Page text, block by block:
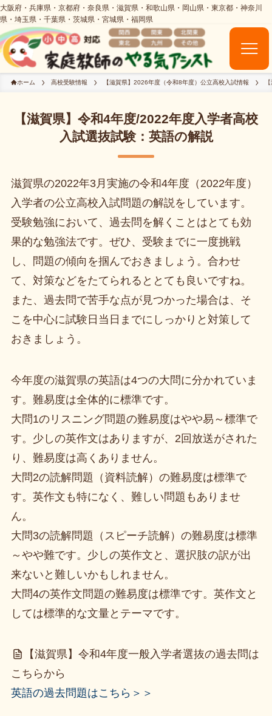
ホーム 高校受験情報 【滋賀県】2026年度（令和8年度）公立高校入試情報
【滋賀県】令和4年度/2022年度入学者高校
入試選抜試験：英語の解説
滋賀県の2022年3月実施の令和4年度（2022年度）
入学者の公立高校入試問題の解説をしています。
受験勉強において、過去問を解くことはとても効
果的な勉強法です。ぜひ、受験までに一度挑戦
し、問題の傾向を掴んでおきましょう。合わせ
て、対策などをたてられるととても良いですね。
また、過去問で苦手な点が見つかった場合は、そ
こを中心に試験日当日までにしっかりと対策して
おきましょう。
今年度の滋賀県の英語は4つの大問に分かれていま
す。難易度は全体的に標準です。
大問1のリスニング問題の難易度はやや易～標準で
す。少しの英作文はありますが、2回放送がされた
り、難易度は高くありません。
大問2の読解問題（資料読解）の難易度は標準で
す。英作文も特になく、難しい問題もありませ
ん。
大問3の読解問題（スピーチ読解）の難易度は標準
～やや難です。少しの英作文と、選択肢の訳が出
来ないと難しいかもしれません。
大問4の英作文問題の難易度は標準です。英作文と
しては標準的な文量とテーマです。
【滋賀県】令和4年度一般入学者選抜の過去問は
こちらから
英語の過去問題はこちら＞＞